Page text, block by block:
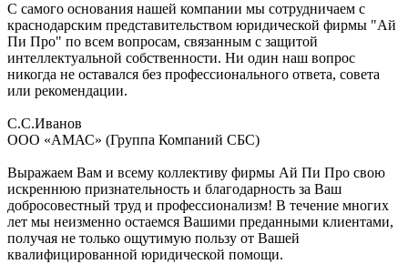
С самого основания нашей компании мы сотрудничаем с
краснодарским представительством юридической фирмы "Ай
Пи Про" по всем вопросам, связанным с защитой
интеллектуальной собственности. Ни один наш вопрос
никогда не оставался без профессионального ответа, совета
или рекомендации.
С.С.Иванов
ООО «АМАС» (Группа Компаний СБС)
Выражаем Вам и всему коллективу фирмы Ай Пи Про свою
искреннюю признательность и благодарность за Ваш
добросовестный труд и профессионализм! В течение многих
лет мы неизменно остаемся Вашими преданными клиентами,
получая не только ощутимую пользу от Вашей
квалифицированной юридической помощи.